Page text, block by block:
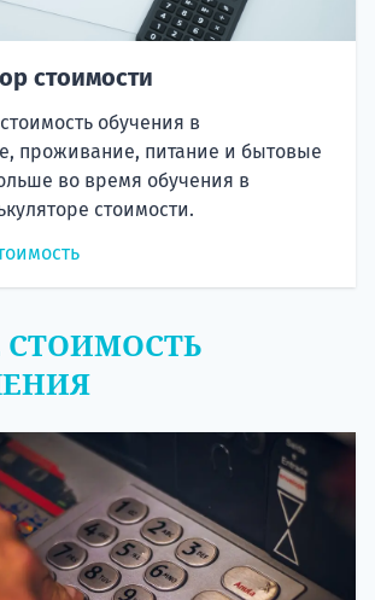
стоимости
обучения в
проживание, питание и бытовые
во время обучения в
стоимости.
СТОИМОСТЬ